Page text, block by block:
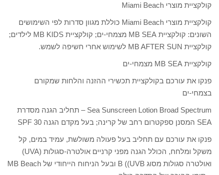
קולקציית מוצרי Miami Beach
קולקציית מוצרי Miami Beach כוללת מגוון סדרות לפי השימושים
השונים: קולקציית MB SEA מצמחי-ים; קולקציית MB KIDS לילדים;
קולקציית MB AFTER SUN לשימוש אחרי חשיפה לשמש.
קולקציית MB SEA מצמחי-ים
פנקו את עורכם בקולקציית תכשירי ההזנה והלחות שמקורם
בצמחי-ים
Sea Sunscreen Lotion Broad Spectrum – תחליב הגנה מסדרת
SEA המסנן ספקטרום רחב של קרינה; בעל מקדם הגנה SPF 30
פנקו את עורכם עם תחליב בעל פעולה משולשת, עמיד במים, קל
משקל ומלחח, הכולל הגנה מפני קרניים אולטרה-סגולות (UVA)
ואולטרה סגולות מסוג B ((UVB ובעל הניחוח הייחודי של MB Beach